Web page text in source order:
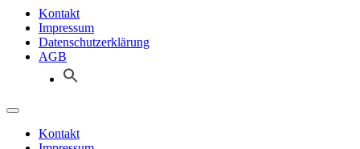
Kontakt
Impressum
Datenschutzerklärung
AGB
Kontakt